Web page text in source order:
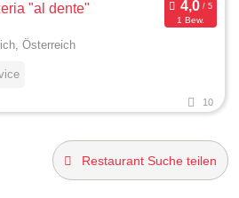
"al dente"
1 Bew.
Österreich
10
Restaurant Suche teilen